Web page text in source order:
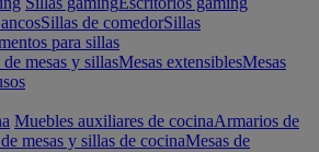
Sillas de comedorSillas
para sillas
mesas y sillasMesas extensiblesMesas
Muebles auxiliares de cocinaArmarios de
mesas y sillas de cocinaMesas de